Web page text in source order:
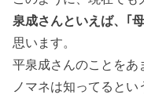
泉成さんといえば、｢
思います。
平泉成さんのことをあ
ノマネは知ってるとい